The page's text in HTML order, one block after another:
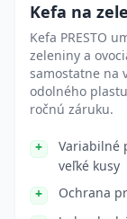
Kefa na
Kefa PRESTO
zeleniny a
samostatne na
odolného
ročnú záruku.
Variabilné
veľké kusy
Ochrana